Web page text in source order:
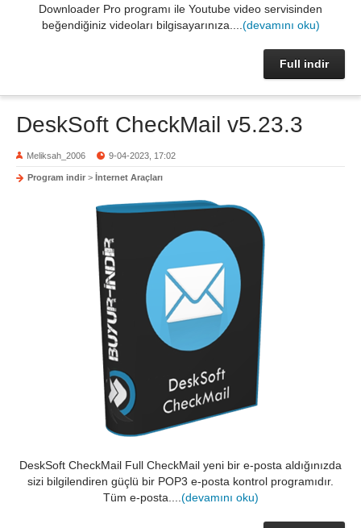
Downloader Pro programı ile Youtube video servisinden
beğendiğiniz videoları bilgisayarınıza.... (devamını oku)
Full indir
DeskSoft CheckMail v5.23.3
Meliksah_2006 9-04-2023, 17:02
Program indir > İnternet Araçları
DeskSoft CheckMail Full CheckMail yeni bir e-posta aldığınızda
sizi bilgilendiren güçlü bir POP3 e-posta kontrol programıdır.
Tüm e-posta.... (devamını oku)